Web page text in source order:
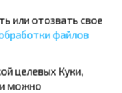
или отозвать свое
файлов
целевых Куки,
можно